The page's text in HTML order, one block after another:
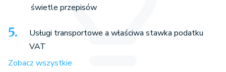
świetle przepisów
Usługi transportowe a właściwa stawka podatku
VAT
Zobacz wszystkie